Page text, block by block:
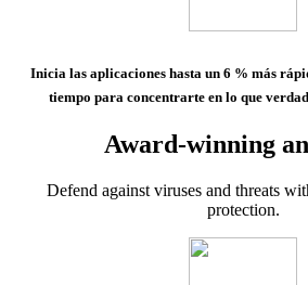
Inicia las aplicaciones hasta un 6 % más
tiempo para concentrarte en lo que
Award-winning
Defend against viruses and threats
protection.